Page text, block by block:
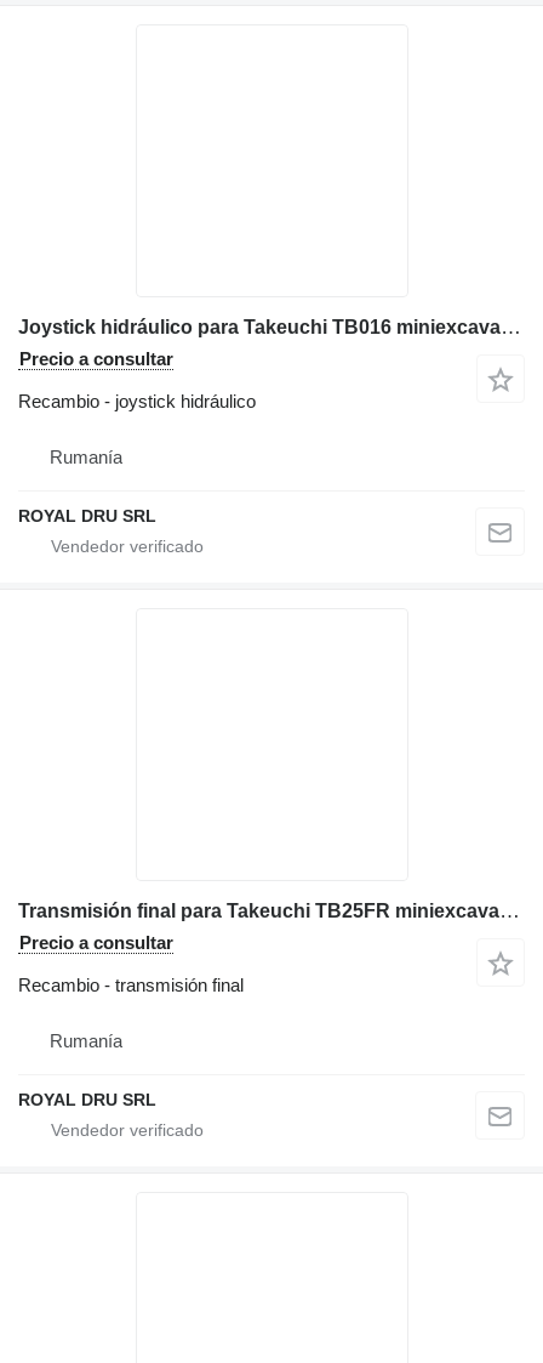
Joystick hidráulico para Takeuchi TB016 miniexcavadora
Precio a consultar
Recambio - joystick hidráulico
Rumanía
ROYAL DRU SRL
Transmisión final para Takeuchi TB25FR miniexcavadora
Precio a consultar
Recambio - transmisión final
Rumanía
ROYAL DRU SRL